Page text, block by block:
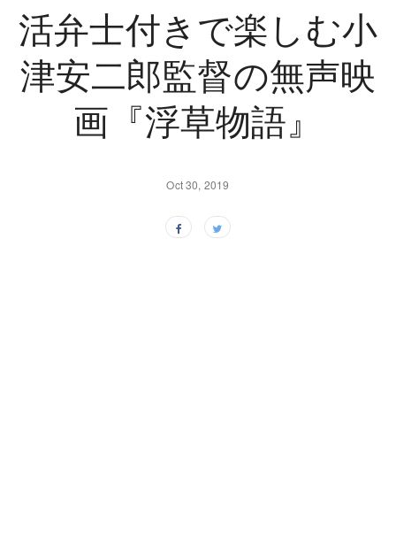
活弁士付きで楽しむ小
津安二郎監督の無声映
画『浮草物語』
Oct 30, 2019